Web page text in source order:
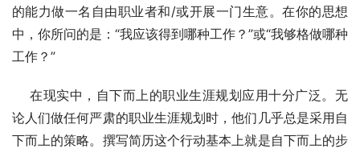
的能力做一名自由职业者和/或开展一门生意。在你的思想
中，你所问的是：“我应该得到哪种工作？”或“我够格做哪种
工作？”
在现实中，自下而上的职业生涯规划应用十分广泛。无
论人们做任何严肃的职业生涯规划时，他们几乎总是采用自
下而上的策略。撰写简历这个行动基本上就是自下而上的步